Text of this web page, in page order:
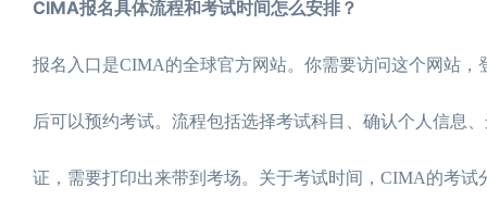
CIMA报名具体流程和考试时间怎么安排？
报名入口是CIMA的全球官方网站。你需要访问这个网站
后可以预约考试。流程包括选择考试科目、确认个人信息
证，需要打印出来带到考场。关于考试时间，CIMA的考